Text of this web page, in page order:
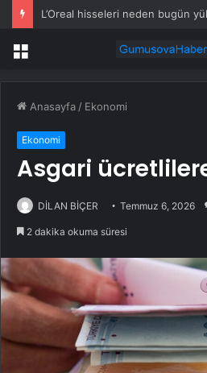
L’Oreal hisseleri neden bugün
Menü
Anasayfa / Ekonomi
Ekonomi
Asgari
DİLAN BİÇER Temmuz 6, 2026
2 dakika okuma süresi